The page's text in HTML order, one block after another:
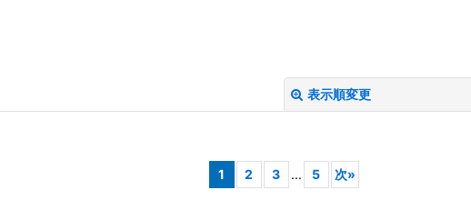
表示順変更
1 2 3 ... 5 次»